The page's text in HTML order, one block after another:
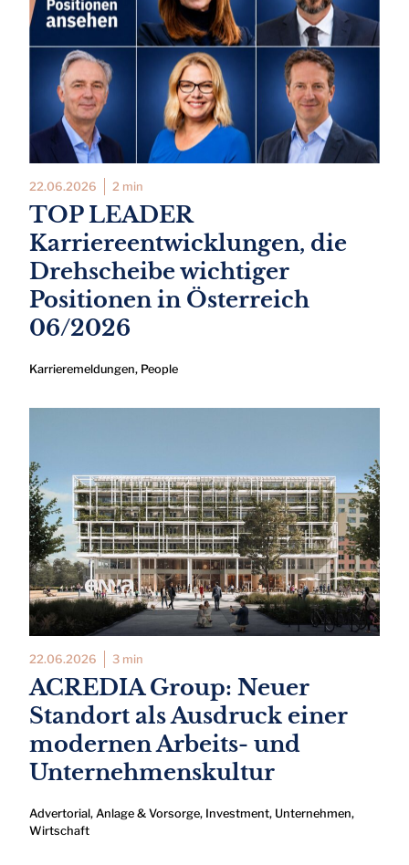
22.06.2026 2 min
TOP LEADER
Karriereentwicklungen, die
Drehscheibe wichtiger
Positionen in Österreich
06/2026
Karrieremeldungen, People
22.06.2026 3 min
ACREDIA Group: Neuer
Standort als Ausdruck einer
modernen Arbeits- und
Unternehmenskultur
Advertorial, Anlage & Vorsorge, Investment, Unternehmen,
Wirtschaft